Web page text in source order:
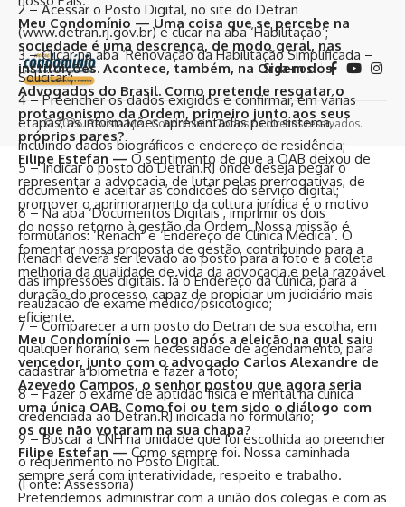
2 – Acessar o Posto Digital, no site do Detran
(www.detran.rj.gov.br) e clicar na aba ‘Habilitação’;
3 – Clicar na aba ‘Renovação da Habilitação Simplificada –
Solicitar’;
4 – Preencher os dados exigidos e confirmar, em várias
etapas, as informações apresentadas pelo sistema,
incluindo dados biográficos e endereço de residência;
5 – Indicar o posto do Detran.RJ onde deseja pegar o
documento e aceitar as condições do serviço digital;
6 – Na aba ‘Documentos Digitais’, imprimir os dois
formulários: ‘Renach’ e ‘Endereço de Clínica Médica’. O
Renach deverá ser levado ao posto para a foto e a coleta
das impressões digitais. Já o Endereço da Clínica, para a
realização de exame médico/psicológico;
7 – Comparecer a um posto do Detran de sua escolha, em
qualquer horário, sem necessidade de agendamento, para
cadastrar a biometria e fazer a foto;
8 – Fazer o exame de aptidão física e mental na clínica
credenciada ao Detran.RJ indicada no formulário;
9 – Buscar a CNH na unidade que foi escolhida ao preencher
o requerimento no Posto Digital.
(Fonte: Assessoria)
Meu Condomínio — Uma coisa que se percebe na
sociedade é uma descrença, de modo geral, nas
instituições. Acontece, também, na Ordem dos
Advogados do Brasil. Como pretende resgatar o
protagonismo da Ordem, primeiro junto aos seus
próprios pares?
Filipe Estefan — O sentimento de que a OAB deixou de
representar a advocacia, de lutar pelas prerrogativas, de
promover o aprimoramento da cultura jurídica é o motivo
do nosso retorno à gestão da Ordem. Nossa missão é
fomentar nossa proposta de gestão, contribuindo para a
melhoria da qualidade de vida da advocacia e pela razoável
duração do processo, capaz de propiciar um judiciário mais
eficiente.
Meu Condomínio — Logo após a eleição na qual saiu
vencedor, junto com o advogado Carlos Alexandre de
Azevedo Campos, o senhor postou que agora seria
uma única OAB. Como foi ou tem sido o diálogo com
os que não votaram na sua chapa?
Filipe Estefan — Como sempre foi. Nossa caminhada
sempre será com interatividade, respeito e trabalho.
Pretendemos administrar com a união dos colegas e com as
Siga-nos
© 2026. Revista Meu Condomínio. Todos os direitos reservados.